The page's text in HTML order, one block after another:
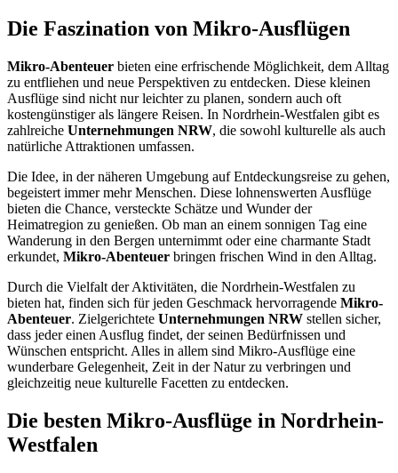
Die Faszination von Mikro-Ausflügen
Mikro-Abenteuer bieten eine erfrischende Möglichkeit, dem Alltag
zu entfliehen und neue Perspektiven zu entdecken. Diese kleinen
Ausflüge sind nicht nur leichter zu planen, sondern auch oft
kostengünstiger als längere Reisen. In Nordrhein-Westfalen gibt es
zahlreiche Unternehmungen NRW, die sowohl kulturelle als auch
natürliche Attraktionen umfassen.
Die Idee, in der näheren Umgebung auf Entdeckungsreise zu gehen,
begeistert immer mehr Menschen. Diese lohnenswerten Ausflüge
bieten die Chance, versteckte Schätze und Wunder der
Heimatregion zu genießen. Ob man an einem sonnigen Tag eine
Wanderung in den Bergen unternimmt oder eine charmante Stadt
erkundet, Mikro-Abenteuer bringen frischen Wind in den Alltag.
Durch die Vielfalt der Aktivitäten, die Nordrhein-Westfalen zu
bieten hat, finden sich für jeden Geschmack hervorragende Mikro-
Abenteuer. Zielgerichtete Unternehmungen NRW stellen sicher,
dass jeder einen Ausflug findet, der seinen Bedürfnissen und
Wünschen entspricht. Alles in allem sind Mikro-Ausflüge eine
wunderbare Gelegenheit, Zeit in der Natur zu verbringen und
gleichzeitig neue kulturelle Facetten zu entdecken.
Die besten Mikro-Ausflüge in Nordrhein-
Westfalen